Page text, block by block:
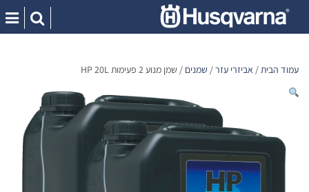
content
עמוד הבית/ אביזרי עזר/ שמנים / שמן מנוע 2 פעימות HP 20L